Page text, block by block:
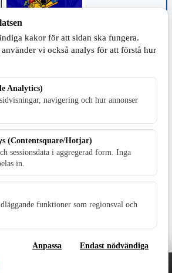
grundat 1991 som sedan 2002 ger
och 2010 lanserades Värnamo.nu. Från
Skillingaryd.nu tre kommuner: Gnosjö,
och Vaggeryds kommun.
Gisslaköp 1, 568 92 Skillingaryd
Kakinställningar
kakor för att sidan ska fungera.
vi också analys för att förstå hur
Analytics)
navigering och hur annonser
(Contentsquare/Hotjar)
sessionsdata i aggregerad form. Inga
in.
funktioner som regionsval och
Anpassa Endast nödvändiga